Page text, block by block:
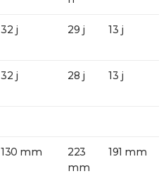
32 j 29 j 13 j
32 j 28 j 13 j
130 mm
223
mm
191 mm